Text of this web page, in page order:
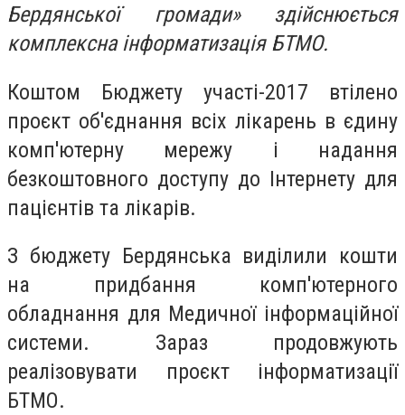
Бердянської громади» здійснюється
комплексна інформатизація БТМО.
Коштом Бюджету участі-2017 втілено
проєкт об'єднання всіх лікарень в єдину
комп'ютерну мережу і надання
безкоштовного доступу до Інтернету для
пацієнтів та лікарів.
З бюджету Бердянська виділили кошти
на придбання комп'ютерного
обладнання для Медичної інформаційної
системи. Зараз продовжують
реалізовувати проєкт інформатизації
БТМО.